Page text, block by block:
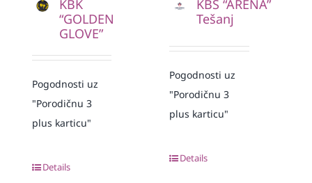
KBK
“GOLDEN
GLOVE”
Pogodnosti uz
"Porodičnu 3
plus karticu"
Details
KBS “ARENA”
Tešanj
Pogodnosti uz
"Porodičnu 3
plus karticu"
Details